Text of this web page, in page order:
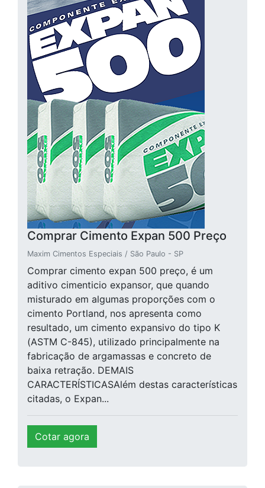
Comprar Cimento Expan 500 Preço
Maxim Cimentos Especiais / São Paulo - SP
Comprar cimento expan 500 preço, é um
aditivo cimenticio expansor, que quando
misturado em algumas proporções com o
cimento Portland, nos apresenta como
resultado, um cimento expansivo do tipo K
(ASTM C-845), utilizado principalmente na
fabricação de argamassas e concreto de
baixa retração. DEMAIS
CARACTERÍSTICASAlém destas características
citadas, o Expan...
Cotar agora